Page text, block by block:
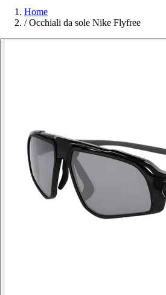
Home
/ Occhiali da sole Nike Flyfree